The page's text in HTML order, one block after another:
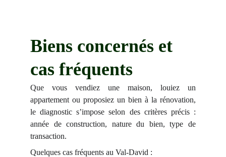
Biens concernés et
cas fréquents
Que vous vendiez une maison, louiez un
appartement ou proposiez un bien à la rénovation,
le diagnostic s’impose selon des critères précis :
année de construction, nature du bien, type de
transaction.
Quelques cas fréquents au Val-David :